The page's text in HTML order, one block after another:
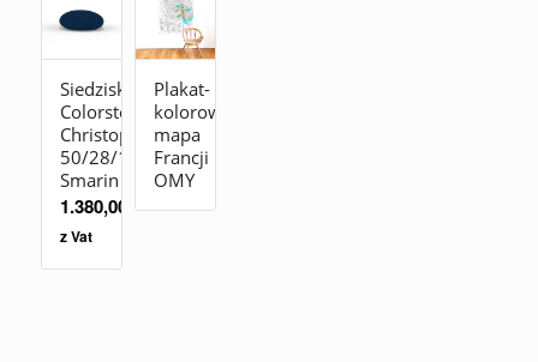
Siedzisko
Colorstones
Christophe
50/28/19
Smarin
1.380,00 zł
z Vat
Plakat-
kolorowanka
mapa
Francji
OMY